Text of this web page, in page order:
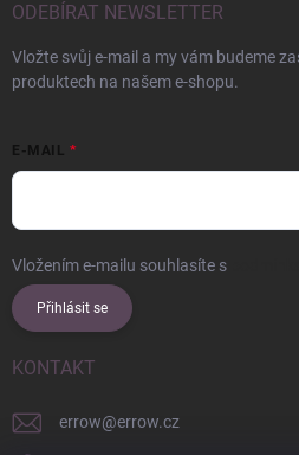
ODEBÍRAT NEWSLETTER
Vložte svůj e-mail a my vám budeme
produktech na našem e-shopu.
E-MAIL
Vložením e-mailu souhlasíte s
Přihlásit se
KONTAKT
errow@errow.cz